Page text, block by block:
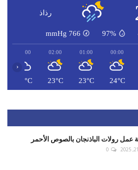
رذاذ
97%
766
mmHg
00:00
24°C
01:00
23°C
02:00
23°C
03:00
23°C
‹
عمل رولات الباذنجان بالصوص الأحمر
0